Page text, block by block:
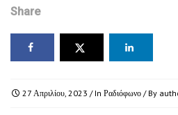
Share
27 Απριλίου, 2023 / In Ραδιόφωνο / By